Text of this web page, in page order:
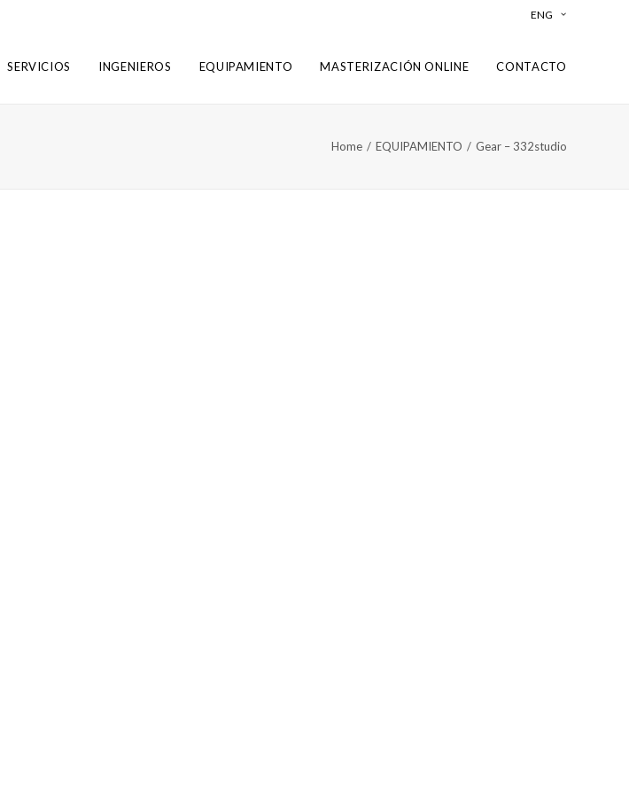
ENG
SERVICIOS INGENIEROS EQUIPAMIENTO MASTERIZACIÓN ONLINE CONTACTO
Home EQUIPAMIENTO Gear – 332studio